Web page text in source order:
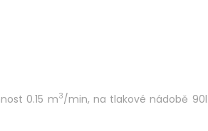
0.15 m3/min, na tlakové nádobě